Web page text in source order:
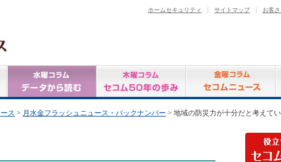
ホームセキュリティ サイトマップ お客
ス > 月水金フラッシュニュース・バックナンバー > 地域の防災力が十分だと考えて